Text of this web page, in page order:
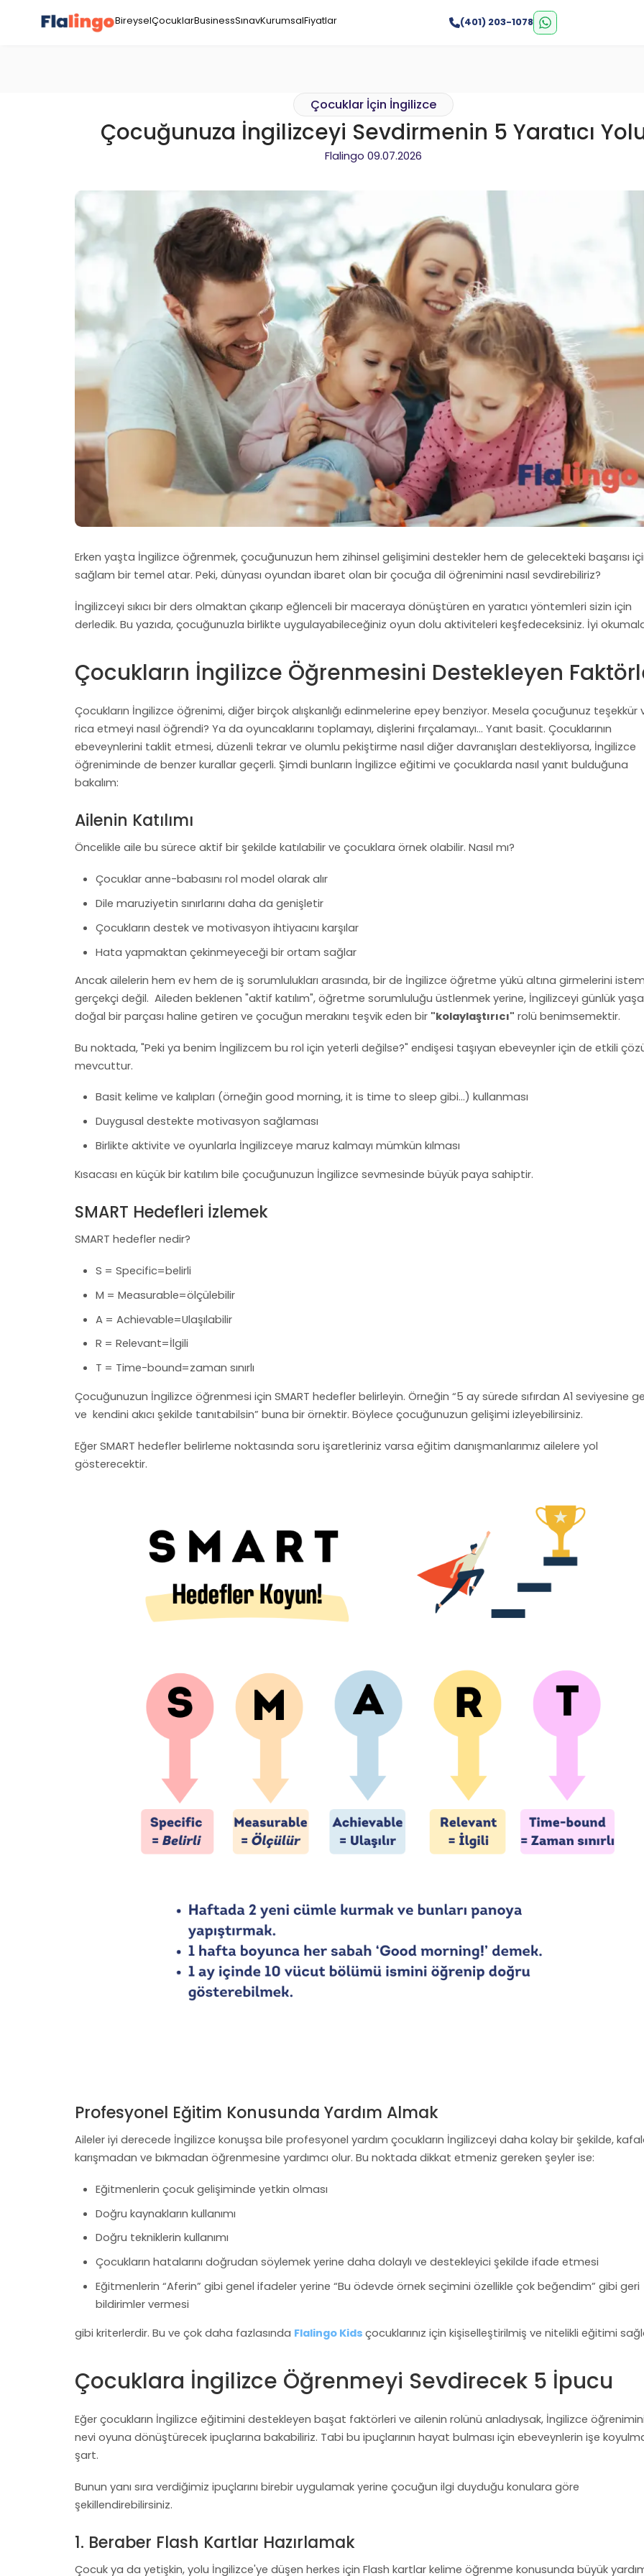
BireyselÇocuklarBusinessSınavKurumsalFiyatlar (401) 203-1078
Çocuklar İçin İngilizce
Çocuğunuza İngilizceyi Sevdirmenin 5 Yaratıcı
Flalingo09.07.2026
Erken yaşta İngilizce öğrenmek, çocuğunuzun hem zihinsel gelişimini destekler hem de gelecekteki başarısı
sağlam bir temel atar. Peki, dünyası oyundan ibaret olan bir çocuğa dil öğrenimini nasıl sevdirebiliriz?
İngilizceyi sıkıcı bir ders olmaktan çıkarıp eğlenceli bir maceraya dönüştüren en yaratıcı yöntemleri sizin için
derledik. Bu yazıda, çocuğunuzla birlikte uygulayabileceğiniz oyun dolu aktiviteleri keşfedeceksiniz. İyi
Çocukların İngilizce Öğrenmesini Destekleyen
Çocukların İngilizce öğrenimi, diğer birçok alışkanlığı edinmelerine epey benziyor. Mesela çocuğunuz teşekkür
rica etmeyi nasıl öğrendi? Ya da oyuncaklarını toplamayı, dişlerini fırçalamayı… Yanıt basit. Çocuklarının
ebeveynlerini taklit etmesi, düzenli tekrar ve olumlu pekiştirme nasıl diğer davranışları destekliyorsa, İngilizce
öğreniminde de benzer kurallar geçerli. Şimdi bunların İngilizce eğitimi ve çocuklarda nasıl yanıt bulduğuna
bakalım:
Ailenin Katılımı
Öncelikle aile bu sürece aktif bir şekilde katılabilir ve çocuklara örnek olabilir. Nasıl mı?
Çocuklar anne-babasını rol model olarak alır
Dile maruziyetin sınırlarını daha da genişletir
Çocukların destek ve motivasyon ihtiyacını karşılar
Hata yapmaktan çekinmeyeceği bir ortam sağlar
Ancak ailelerin hem ev hem de iş sorumlulukları arasında, bir de İngilizce öğretme yükü altına girmelerini
gerçekçi değil. Aileden beklenen "aktif katılım", öğretme sorumluluğu üstlenmek yerine, İngilizceyi günlük
doğal bir parçası haline getiren ve çocuğun merakını teşvik eden bir "kolaylaştırıcı" rolü benimsemektir.
Bu noktada, "Peki ya benim İngilizcem bu rol için yeterli değilse?" endişesi taşıyan ebeveynler için de etkili
mevcuttur.
Basit kelime ve kalıpları (örneğin good morning, it is time to sleep gibi…) kullanması
Duygusal destekte motivasyon sağlaması
Birlikte aktivite ve oyunlarla İngilizceye maruz kalmayı mümkün kılması
Kısacası en küçük bir katılım bile çocuğunuzun İngilizce sevmesinde büyük paya sahiptir.
SMART Hedefleri İzlemek
SMART hedefler nedir?
S = Specific=belirli
M = Measurable=ölçülebilir
A = Achievable=Ulaşılabilir
R = Relevant=İlgili
T = Time-bound=zaman sınırlı
Çocuğunuzun İngilizce öğrenmesi için SMART hedefler belirleyin. Örneğin “5 ay sürede sıfırdan A1 seviyesine
ve kendini akıcı şekilde tanıtabilsin” buna bir örnektir. Böylece çocuğunuzun gelişimi izleyebilirsiniz.
Eğer SMART hedefler belirleme noktasında soru işaretleriniz varsa eğitim danışmanlarımız ailelere yol
gösterecektir.
Profesyonel Eğitim Konusunda Yardım Almak
Aileler iyi derecede İngilizce konuşsa bile profesyonel yardım çocukların İngilizceyi daha kolay bir şekilde,
karışmadan ve bıkmadan öğrenmesine yardımcı olur. Bu noktada dikkat etmeniz gereken şeyler ise:
Eğitmenlerin çocuk gelişiminde yetkin olması
Doğru kaynakların kullanımı
Doğru tekniklerin kullanımı
Çocukların hatalarını doğrudan söylemek yerine daha dolaylı ve destekleyici şekilde ifade etmesi
Eğitmenlerin “Aferin” gibi genel ifadeler yerine “Bu ödevde örnek seçimini özellikle çok beğendim” gibi geri
bildirimler vermesi
gibi kriterlerdir. Bu ve çok daha fazlasında Flalingo Kidsçocuklarınız için kişiselleştirilmiş ve nitelikli eğitimi
Çocuklara İngilizce Öğrenmeyi Sevdirecek 5 İpucu
Eğer çocukların İngilizce eğitimini destekleyen başat faktörleri ve ailenin rolünü anladıysak, İngilizce
nevi oyuna dönüştürecek ipuçlarına bakabiliriz. Tabi bu ipuçlarının hayat bulması için ebeveynlerin işe
şart.
Bunun yanı sıra verdiğimiz ipuçlarını birebir uygulamak yerine çocuğun ilgi duyduğu konulara göre
şekillendirebilirsiniz.
1. Beraber Flash Kartlar Hazırlamak
Çocuk ya da yetişkin, yolu İngilizce'ye düşen herkes için Flash kartlar kelime öğrenme konusunda büyük